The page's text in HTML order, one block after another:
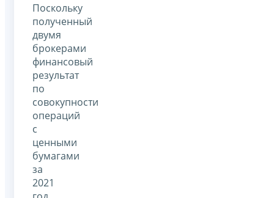
Поскольку
полученный
двумя
брокерами
финансовый
результат
по
совокупности
операций
с
ценными
бумагами
за
2021